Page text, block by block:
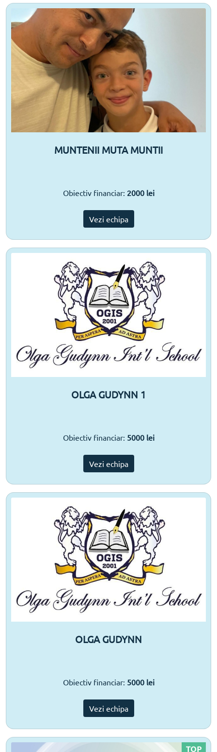
MUNTENII MUTA MUNTII
Obiectiv financiar: 2000 lei
Vezi echipa
OLGA GUDYNN 1
Obiectiv financiar: 5000 lei
Vezi echipa
OLGA GUDYNN
Obiectiv financiar: 5000 lei
Vezi echipa